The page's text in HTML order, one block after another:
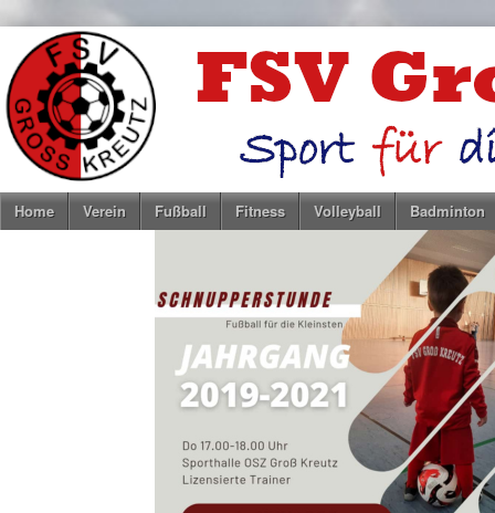
Home Verein Fußball Fitness Volleyball Badminton